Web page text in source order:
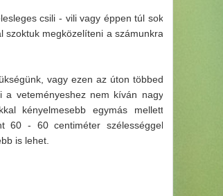
csili - vili vagy éppen túl sok
szoktuk megközelíteni a számunkra
vagy ezen az úton többed
a veteményeshez nem kíván nagy
kényelmesebb egymás mellett
60 - 60 centiméter szélességgel
is lehet.